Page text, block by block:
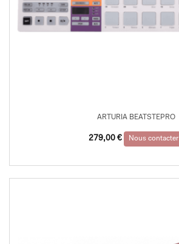
ARTURIA BEATSTEPRO
279,00 € Nous contacter